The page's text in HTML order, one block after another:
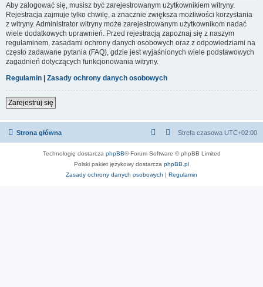
Aby zalogować się, musisz być zarejestrowanym użytkownikiem witryny.
Rejestracja zajmuje tylko chwilę, a znacznie zwiększa możliwości korzystania
z witryny. Administrator witryny może zarejestrowanym użytkownikom nadać
wiele dodatkowych uprawnień. Przed rejestracją zapoznaj się z naszym
regulaminem, zasadami ochrony danych osobowych oraz z odpowiedziami na
często zadawane pytania (FAQ), gdzie jest wyjaśnionych wiele podstawowych
zagadnień dotyczących funkcjonowania witryny.
Regulamin | Zasady ochrony danych osobowych
Zarejestruj się
Strona główna Strefa czasowa UTC+02:00
Technologię dostarcza phpBB® Forum Software © phpBB Limited
Polski pakiet językowy dostarcza phpBB.pl
Zasady ochrony danych osobowych | Regulamin